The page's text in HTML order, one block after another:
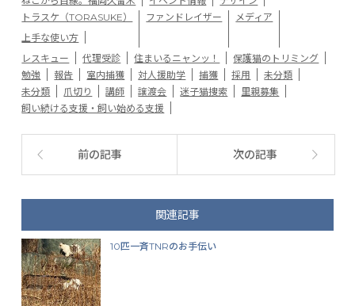
トラスケ（TORASUKE）
上手な使い方
ファンドレイザー メディア
レスキュー 代理受診 住まいるニャンッ！
保護猫のトリミング
勉強
報告 室内捕獲 対人援助学 捕獲 採用
未分類
未分類
爪切り 講師 譲渡会 迷子猫捜索
里親募集
飼い続ける支援・飼い始める支援
前の記事 次の記事
関連記事
10匹一斉TNRのお手伝い